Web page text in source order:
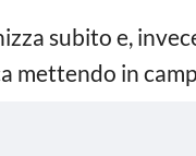
subito e,
mettendo in